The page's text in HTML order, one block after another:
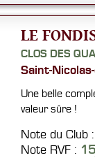
LE
CLOS DES
Saint-
Une belle
valeur sûre !
Note du Club
Note RVF :